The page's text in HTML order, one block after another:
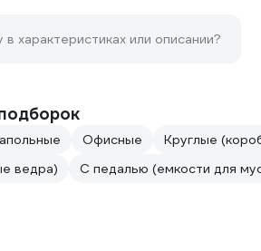
характеристиках или описании?
Офисные Круглые
ведра)
С педалью (емкости для